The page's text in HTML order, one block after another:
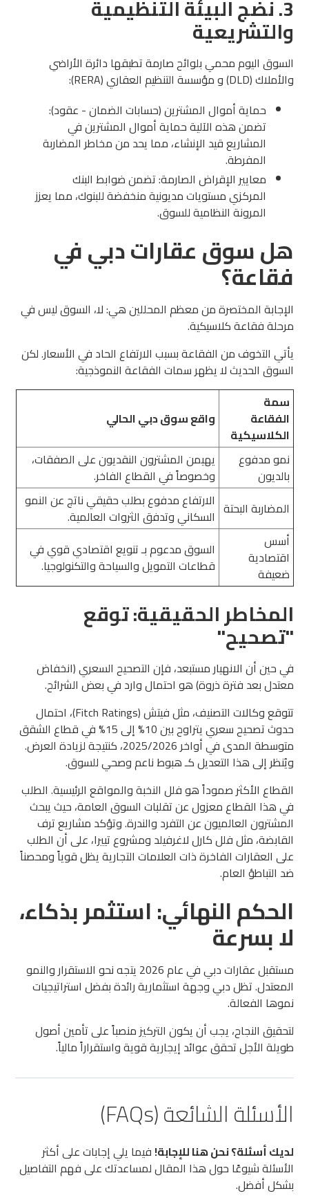
3. نضج البيئة التنظيمية
والتشريعية
السوق اليوم محمي بلوائح صارمة تطبقها دائرة الأراضي
والأملاك (DLD) و مؤسسة التنظيم العقاري (RERA):
حماية أموال المشترين (حسابات الضمان - عقود):
تضمن هذه الآلية حماية أموال المشترين في
المشاريع قيد الإنشاء، مما يحد من مخاطر المضاربة
المفرطة.
معايير الإقراض الصارمة: تضمن ضوابط البنك
المركزي مستويات مديونية منخفضة للبنوك، مما يعزز
المرونة النظامية للسوق.
هل سوق عقارات دبي في
فقاعة؟
الإجابة المختصرة من معظم المحللين هي: لا، السوق ليس في
مرحلة فقاعة كلاسيكية.
يأتي التخوف من الفقاعة بسبب الارتفاع الحاد في الأسعار. لكن
السوق الحديث لا يظهر سمات الفقاعة النموذجية:
سمة
الفقاعة
الكلاسيكية
واقع سوق دبي الحالي
نمو مدفوع
بالديون
يهيمن المشترون النقديون على الصفقات،
وخصوصاً في القطاع الفاخر.
المضاربة البحتة الارتفاع مدفوع بطلب حقيقي ناتج عن النمو
السكاني وتدفق الثروات العالمية.
أسس
اقتصادية
ضعيفة
السوق مدعوم بـ تنويع اقتصادي قوي في
قطاعات التمويل والسياحة والتكنولوجيا.
المخاطر الحقيقية: توقع
"تصحيح"
في حين أن الانهيار مستبعد، فإن التصحيح السعري (انخفاض
معتدل بعد فترة ذروة) هو احتمال وارد في بعض الشرائح.
تتوقع وكالات التصنيف، مثل فيتش (Fitch Ratings)، احتمال
حدوث تصحيح سعري يتراوح بين 10% إلى 15% في قطاع الشقق
متوسطة المدى في أواخر 2025/2026، كنتيجة لزيادة العرض.
ويُنظر إلى هذا التعديل كـ هبوط ناعم وصحي للسوق.
القطاع الأكثر صموداً هو فلل النخبة والمواقع الرئيسية. الطلب
في هذا القطاع معزول عن تقلبات السوق العامة، حيث يبحث
المشترون العالميون عن التفرد والندرة. وتؤكد مشاريع ترف
القابضة، مثل فلل كارل لاغرفيلد ومشروع تييرا، على أن الطلب
على العقارات الفاخرة ذات العلامات التجارية يظل قوياً ومحصناً
ضد التباطؤ العام.
الحكم النهائي: استثمر بذكاء،
لا بسرعة
مستقبل عقارات دبي في عام 2026 يتجه نحو الاستقرار والنمو
المعتدل. تظل دبي وجهة استثمارية رائدة بفضل استراتيجيات
نموها الفعالة.
لتحقيق النجاح، يجب أن يكون التركيز منصباً على تأمين أصول
طويلة الأجل تحقق عوائد إيجارية قوية واستقراراً مالياً.
الأسئلة الشائعة (FAQs)
لديك أسئلة؟ نحن هنا للإجابة! فيما يلي إجابات على أكثر
الأسئلة شيوعًا حول هذا المقال لمساعدتك على فهم التفاصيل
بشكل أفضل.